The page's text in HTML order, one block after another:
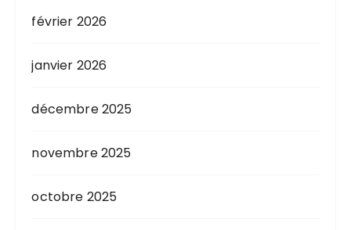
février 2026
janvier 2026
décembre 2025
novembre 2025
octobre 2025